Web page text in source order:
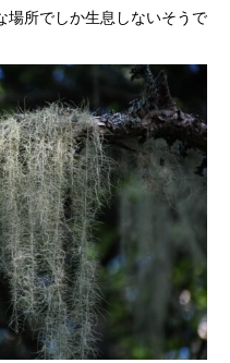
場所でしか生息しないそうで